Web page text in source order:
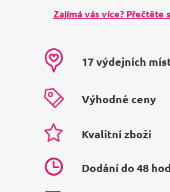
Zajímá vás více? Přečtěte
17 výdejních
Výhodné ceny
Kvalitní zboží
Dodání do 48